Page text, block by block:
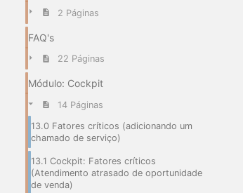
2 Páginas
FAQ's
22 Páginas
Módulo: Cockpit
14 Páginas
13.0 Fatores críticos (adicionando um
chamado de serviço)
13.1 Cockpit: Fatores críticos
(Atendimento atrasado de oportunidade
de venda)